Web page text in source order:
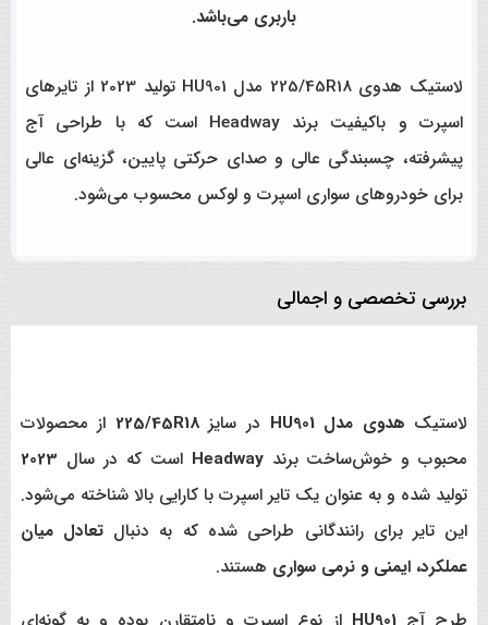
باربری می‌باشد.
لاستیک هدوی 225/45R18 مدل HU901 تولید 2023 از تایرهای
اسپرت و باکیفیت برند Headway است که با طراحی آج
پیشرفته، چسبندگی عالی و صدای حرکتی پایین، گزینه‌ای عالی
برای خودروهای سواری اسپرت و لوکس محسوب می‌شود.
بررسی تخصصی و اجمالی
لاستیک هدوی مدل HU901 در سایز225/45R18 از محصولات
محبوب و خوش‌ساخت برندHeadway است که در سال 2023
تولید شده و به عنوان یک تایر اسپرت با کارایی بالا شناخته می‌شود.
این تایر برای رانندگانی طراحی شده که به دنبالتعادل میان
عملکرد، ایمنی و نرمی سواری هستند.